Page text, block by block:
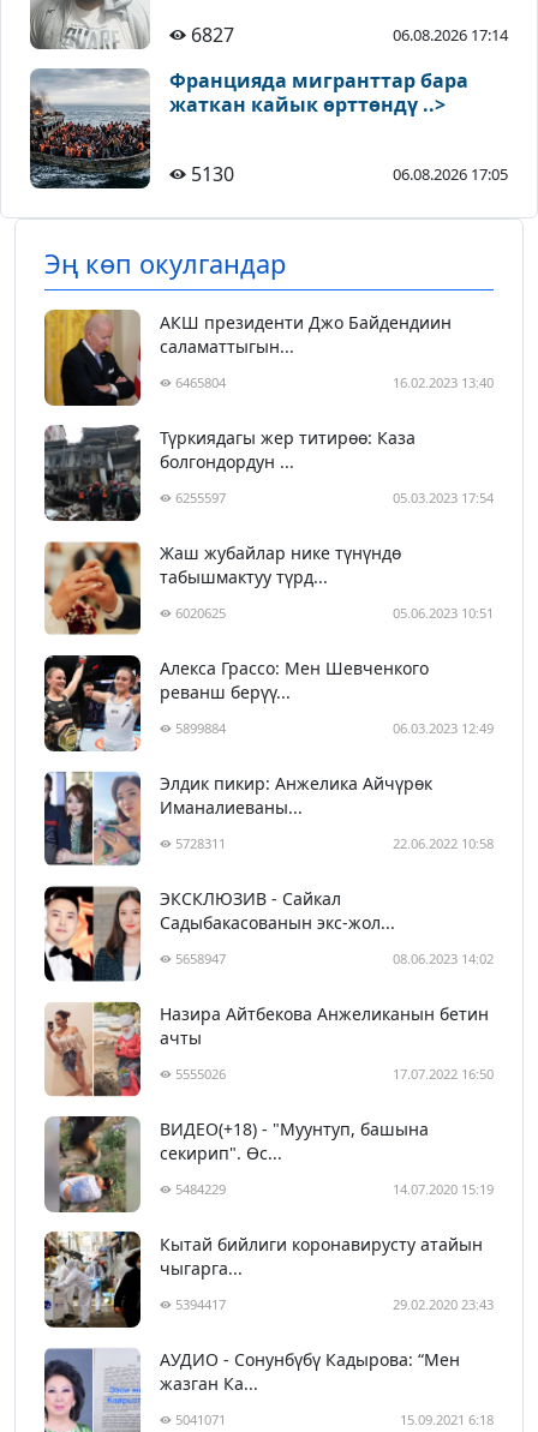
6827 06.08.2026 17:14
Францияда мигранттар бара
жаткан кайык өрттөндү ..>
5130 06.08.2026 17:05
Эң көп окулгандар
АКШ президенти Джо Байдендиин
саламаттыгын...
6465804 16.02.2023 13:40
Түркиядагы жер титирөө: Каза
болгондордун ...
6255597 05.03.2023 17:54
Жаш жубайлар нике түнүндө
табышмактуу түрд...
6020625 05.06.2023 10:51
Алекса Грассо: Мен Шевченкого
реванш берүү...
5899884 06.03.2023 12:49
Элдик пикир: Анжелика Айчүрөк
Иманалиеваны...
5728311 22.06.2022 10:58
ЭКСКЛЮЗИВ - Сайкал
Садыбакасованын экс-жол...
5658947 08.06.2023 14:02
Назира Айтбекова Анжеликанын бетин
ачты
5555026 17.07.2022 16:50
ВИДЕО(+18) - "Муунтуп, башына
секирип". Өс...
5484229 14.07.2020 15:19
Кытай бийлиги коронавирусту атайын
чыгарга...
5394417 29.02.2020 23:43
АУДИО - Сонунбүбү Кадырова: “Мен
жазган Ка...
5041071 15.09.2021 6:18